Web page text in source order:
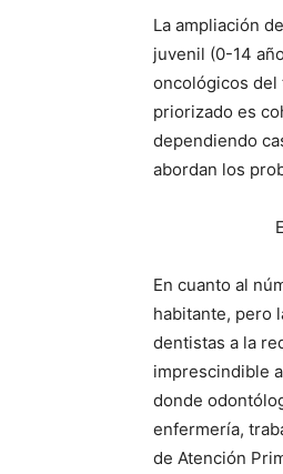
La ampliación
juvenil (0-14
oncológicos del
priorizado es
dependiendo
abordan los
En cuanto al
habitante, pero
dentistas a la
imprescindible
donde
enfermería,
de Atención